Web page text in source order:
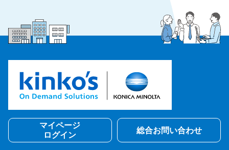
マイページ
ログイン
総合お問い合わせ